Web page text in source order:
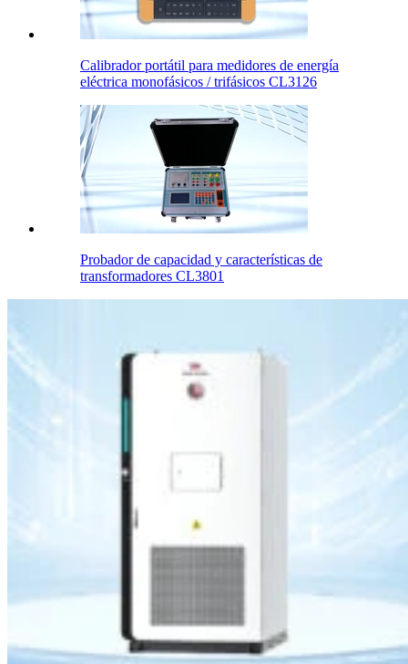
Calibrador portátil para medidores de energía
eléctrica monofásicos / trifásicos CL3126
Probador de capacidad y características de
transformadores CL3801